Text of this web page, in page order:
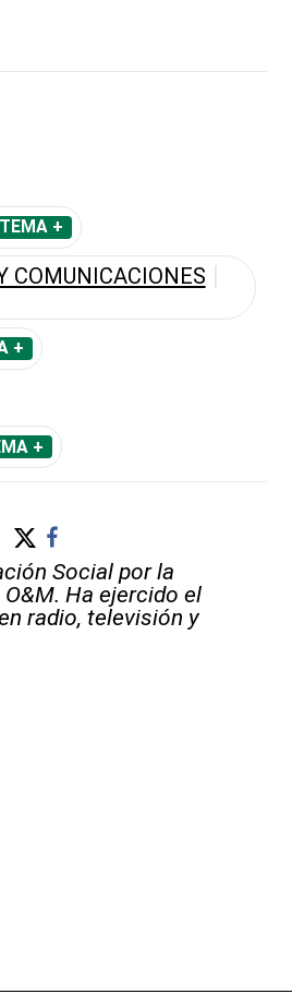
+
COMUNICACIONES
+
+
Social por la
Ha ejercido el
radio, televisión y